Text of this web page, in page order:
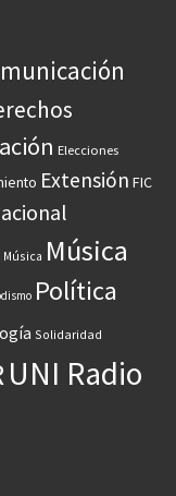
Elecciones
Extensión FIC
Música
Política
Solidaridad
UNI Radio